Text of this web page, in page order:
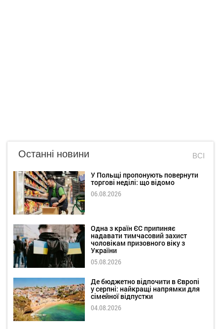
Останні новини ВСІ
У Польщі пропонують повернути
торгові неділі: що відомо
06.08.2026
Одна з країн ЄС припиняє
надавати тимчасовий захист
чоловікам призовного віку з
України
05.08.2026
Де бюджетно відпочити в Європі
у серпні: найкращі напрямки для
сімейної відпустки
04.08.2026